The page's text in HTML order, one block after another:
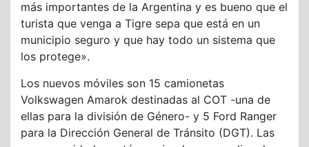
más importantes de la Argentina y es bueno que el
turista que venga a Tigre sepa que está en un
municipio seguro y que hay todo un sistema que
los protege».
Los nuevos móviles son 15 camionetas
Volkswagen Amarok destinadas al COT -una de
ellas para la división de Género- y 5 Ford Ranger
para la Dirección General de Tránsito (DGT). Las